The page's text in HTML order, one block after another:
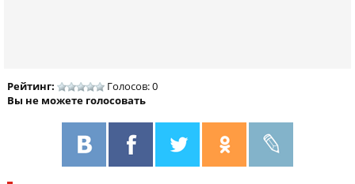
Рейтинг:
Голосов: 0
Вы не можете голосовать